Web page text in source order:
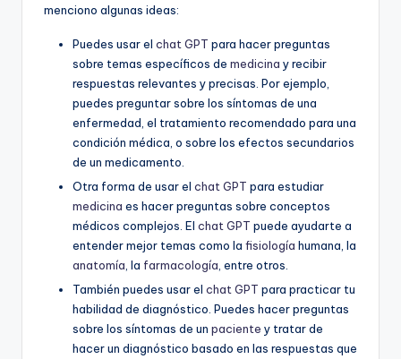
menciono algunas ideas:
Puedes usar el chat GPT para hacer preguntas
sobre temas específicos de medicina y recibir
respuestas relevantes y precisas. Por ejemplo,
puedes preguntar sobre los síntomas de una
enfermedad, el tratamiento recomendado para una
condición médica, o sobre los efectos secundarios
de un medicamento.
Otra forma de usar el chat GPT para estudiar
medicina es hacer preguntas sobre conceptos
médicos complejos. El chat GPT puede ayudarte a
entender mejor temas como la fisiología humana, la
anatomía , la farmacología , entre otros.
También puedes usar el chat GPT para practicar tu
habilidad de diagnóstico. Puedes hacer preguntas
sobre los síntomas de un paciente y tratar de
hacer un diagnóstico basado en las respuestas que